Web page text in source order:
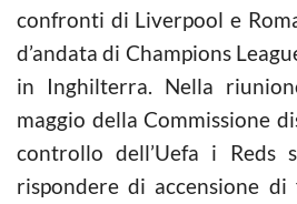
confronti di Liverpool e
d’andata di Champions
in Inghilterra. Nella
maggio della Commissione
controllo dell’Uefa i Reds
rispondere di accensione